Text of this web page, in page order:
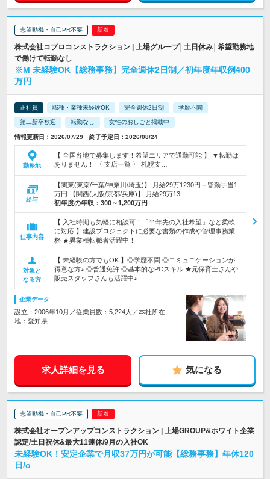
志望動機・自己PR不要
株式会社コプロコンストラクション | 上場グループ│土日休み│希望勤務地
で働けて転勤なし
※M 未経験OK【総務事務】完全週休2日制／初年度年収例400
万円
正社員 職種・業種未経験OK 完全週休2日制 学歴不問
第二新卒歓迎 転勤なし 女性のおしごと掲載中
情報更新日：2026/07/29 終了予定日：2026/08/24
勤務地
【 全国各地で募集します！希望エリアで通勤可能 】 ▼転勤は
ありません！ 〈 支店一覧 〉 札幌支…
給与
【関東(東京/千葉/神奈川/埼玉)】 月給29万1230円＋皆勤手当1
万円 【関西(大阪/京都/兵庫)】 月給29万13…
初年度の年収： 300～1,200万円
仕事内容
【 入社時期も気軽に相談可！「半年先の入社希望」など柔軟
に対応 】建設プロジェクトに必要な書類の作成や管理事務業
務 ★異業種転職者活躍中！
対象と
なる方
【 未経験の方でもOK 】◎学歴不問 ◎コミュニケーションが
得意な方♪ ◎普通免許 ◎基本的なPCスキル ★元保育士さんや
販売スタッフさんも活躍中♪
企業データ
設立：2006年10月／従業員数：5,224人／本社所在
地：愛知県
求人詳細を見る 気になる
志望動機・自己PR不要
株式会社オープンアップコンストラクション | 上場GROUP&ホワイト企業
認定/土日祝休&最大11連休/9月の入社OK
未経験OK！安定企業で月収37万円が可能【総務事務】年休120
日/o